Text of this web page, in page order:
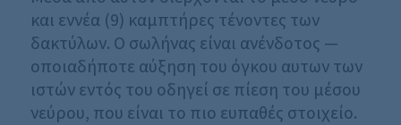
και εννέα (9) καμπτήρες τένοντες των
δακτύλων. Ο σωλήνας είναι ανένδοτος —
οποιαδήποτε αύξηση του όγκου αυτων των
ιστών εντός του οδηγεί σε πίεση του μέσου
νεύρου, που είναι το πιο ευπαθές στοιχείο.